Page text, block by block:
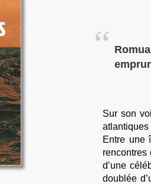
Sur son
atlantiques
Entre une
rencontres
d’une
doublée